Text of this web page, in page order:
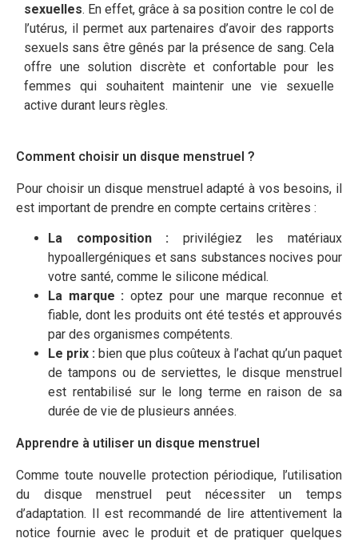
sexuelles. En effet, grâce à sa position contre le col de
l’utérus, il permet aux partenaires d’avoir des rapports
sexuels sans être gênés par la présence de sang. Cela
offre une solution discrète et confortable pour les
femmes qui souhaitent maintenir une vie sexuelle
active durant leurs règles.
Comment choisir un disque menstruel ?
Pour choisir un disque menstruel adapté à vos besoins, il
est important de prendre en compte certains critères :
La composition : privilégiez les matériaux
hypoallergéniques et sans substances nocives pour
votre santé, comme le silicone médical.
La marque : optez pour une marque reconnue et
fiable, dont les produits ont été testés et approuvés
par des organismes compétents.
Le prix : bien que plus coûteux à l’achat qu’un paquet
de tampons ou de serviettes, le disque menstruel
est rentabilisé sur le long terme en raison de sa
durée de vie de plusieurs années.
Apprendre à utiliser un disque menstruel
Comme toute nouvelle protection périodique, l’utilisation
du disque menstruel peut nécessiter un temps
d’adaptation. Il est recommandé de lire attentivement la
notice fournie avec le produit et de pratiquer quelques